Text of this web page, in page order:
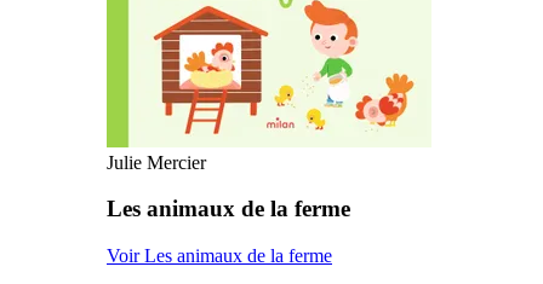
Julie Mercier
Les animaux de la ferme
Voir Les animaux de la ferme